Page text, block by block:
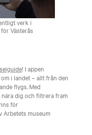
verk i
Västerås
! I appen
i landet – allt från den
flygs. Med
dig och filtrera fram
för
Arbetets museum